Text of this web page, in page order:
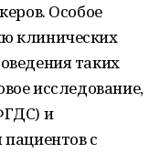
Особое
клинических
таких
исследование,
и
с